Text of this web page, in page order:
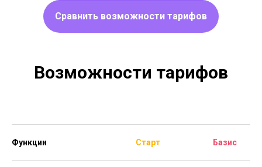
Сравнить возможности тарифов
Возможности тарифов
Функции Старт Базис